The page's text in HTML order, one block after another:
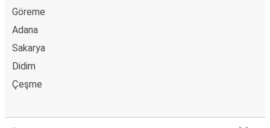
Göreme
Adana
Sakarya
Didim
Çeşme